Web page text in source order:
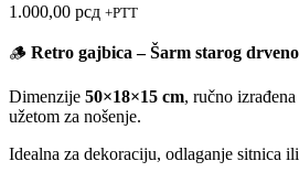
1.000,00 рсд +PTT
🪵 Retro gajbica – Šarm starog
Dimenzije 50×18×15 cm, ručno
užetom za nošenje.
Idealna za dekoraciju, odlaganje sitnica